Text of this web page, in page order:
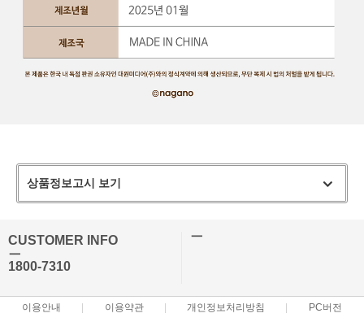
상품정보고시 보기
CUSTOMER INFO
ㅡ
1800-7310
ㅡ
이용안내 이용약관 개인정보처리방침 PC버전